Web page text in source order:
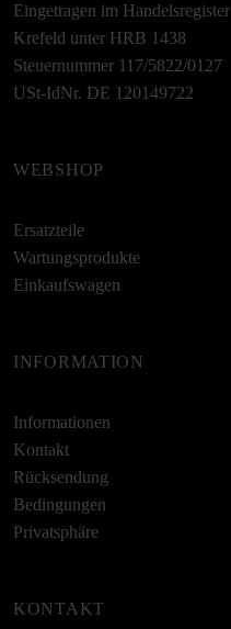
Eingetragen im Handelsregister
Krefeld unter HRB 1438
Steuernummer 117/5822/0127
USt-IdNr. DE 120149722
WEBSHOP
Ersatzteile
Wartungsprodukte
Einkaufswagen
INFORMATION
Informationen
Kontakt
Rücksendung
Bedingungen
Privatsphäre
KONTAKT